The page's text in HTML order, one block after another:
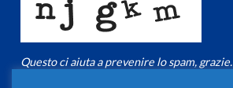
Questo ci aiuta a prevenire lo spam, grazie.